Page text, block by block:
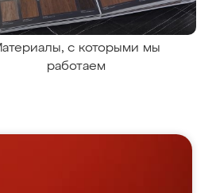
с которыми мы
работаем